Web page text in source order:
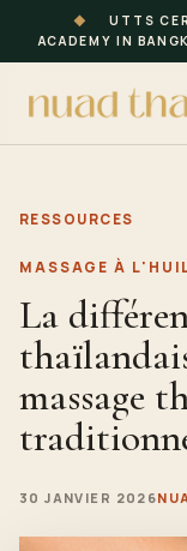
◆ UTTS
ACADEMY IN
RESSOURCES
MASSAGE À
La
massage
30 JANVIER 2026